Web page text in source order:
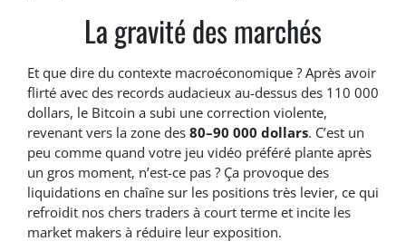
La gravité des marchés
Et que dire du contexte macroéconomique ? Après avoir
flirté avec des records audacieux au-dessus des 110 000
dollars, le Bitcoin a subi une correction violente,
revenant vers la zone des 80–90 000 dollars. C’est un
peu comme quand votre jeu vidéo préféré plante après
un gros moment, n’est-ce pas ? Ça provoque des
liquidations en chaîne sur les positions très levier, ce qui
refroidit nos chers traders à court terme et incite les
market makers à réduire leur exposition.